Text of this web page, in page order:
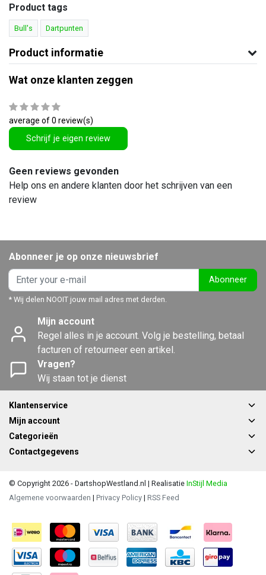
Product tags
Bull's Dartpunten
Product informatie
Wat onze klanten zeggen
average of 0 review(s)
Schrijf je eigen review
Geen reviews gevonden
Help ons en andere klanten door het schrijven van een
review
Abonneer je op onze nieuwsbrief
Abonneer
* Wij delen NOOIT jouw mail adres met derden.
Mijn account
Regel alles in je account. Volg je bestelling, betaal
facturen of retourneer een artikel.
Vragen?
Wij staan tot je dienst
Klantenservice
Mijn account
Categorieën
Contactgegevens
© Copyright 2026 - DartshopWestland.nl | Realisatie InStijl Media
Algemene voorwaarden
Privacy Policy RSS Feed